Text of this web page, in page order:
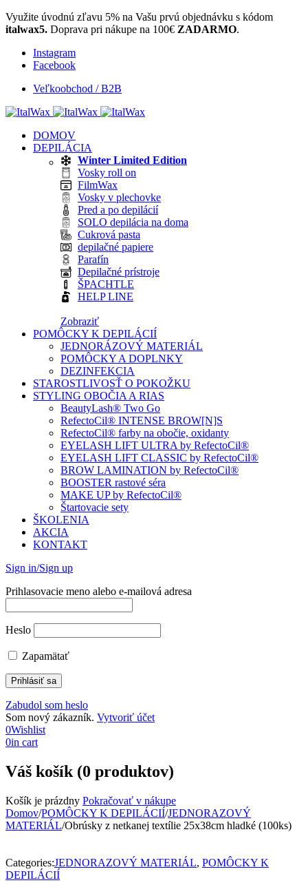
Využite úvodnú zľavu 5% na Vašu prvú objednávku s kódom
italwax5. Doprava pri nákupe na 100€ ZADARMO.
Instagram
Facebook
Veľkoobchod / B2B
DOMOV
DEPILÁCIA
Winter Limited Edition
Vosky roll on
FilmWax
Vosky v plechovke
Pred a po depilácií
SOLO depilácia na doma
Cukrová pasta
depilačné papiere
Parafín
Depilačné prístroje
ŠPACHTLE
HELP LINE
Zobraziť
POMÔCKY K DEPILÁCIÍ
JEDNORÁZOVÝ MATERIÁL
POMÔCKY A DOPLNKY
DEZINFEKCIA
STAROSTLIVOSŤ O POKOŽKU
STYLING OBOČIA A RIAS
BeautyLash® Two Go
RefectoCil® INTENSE BROW[N]S
RefectoCil® farby na obočie, oxidanty
EYELASH LIFT ULTRA by RefectoCil®
EYELASH LIFT CLASSIC by RefectoCil®
BROW LAMINATION by RefectoCil®
BOOSTER rastové séra
MAKE UP by RefectoCil®
Štartovacie sety
ŠKOLENIA
AKCIA
KONTAKT
Sign in/Sign up
Prihlasovacie meno alebo e-mailová adresa
Heslo
Zapamätať
Zabudol som heslo
Som nový zákazník. Vytvoriť účet
0Wishlist
0in cart
Váš košík (0 produktov)
Košík je prázdny Pokračovať v nákupe
Domov/POMÔCKY K DEPILÁCIÍ/JEDNORAZOVÝ
MATERIÁL/Obrúsky z netkanej textílie 25x38cm hladké (100ks)
Categories:JEDNORAZOVÝ MATERIÁL, POMÔCKY K
DEPILÁCIÍ